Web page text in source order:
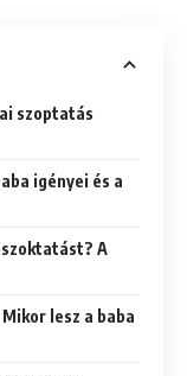
szoptatás
igényei és a
A
lesz a baba